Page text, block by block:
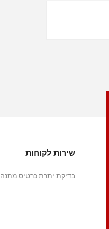
שירות לקוחות
בדיקת יתרת כרטיס מתנה